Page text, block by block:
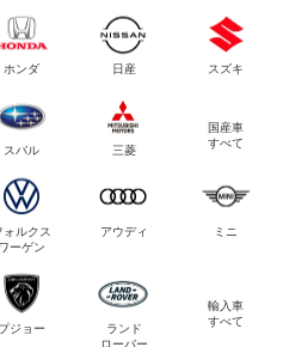
ホンダ 日産 スズキ
スバル 三菱
国産車
すべて
ォルクス
ワーゲン
アウディ ミニ
プジョー
ランド
ローバー
輸入車
すべて